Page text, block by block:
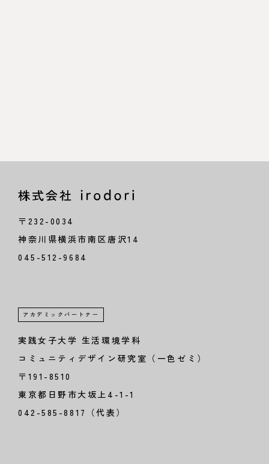
〒232-0034
神奈川県横浜市南区唐沢14
045-512-9684
アカデミックパートナー
実践女子大学 生活環境学科
コミュニティデザイン研究室（一色ゼミ）
〒191-8510
東京都日野市大坂上4-1-1
042-585-8817（代表）